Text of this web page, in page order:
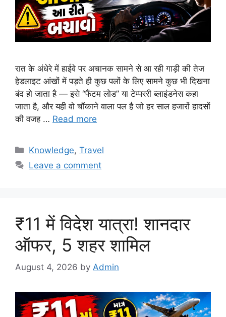
रात के अंधेरे में हाईवे पर अचानक सामने से आ रही गाड़ी की तेज
हेडलाइट आंखों में पड़ते ही कुछ पलों के लिए सामने कुछ भी दिखना
बंद हो जाता है — इसे “फैंटम लोड” या टेम्पररी ब्लाइंडनेस कहा
जाता है, और यही वो चौंकाने वाला पल है जो हर साल हजारों हादसों
की वजह … Read more
Categories
Knowledge,Travel
Leave a comment
₹11 में विदेश यात्रा! शानदार
ऑफर, 5 शहर शामिल
August 4, 2026 by Admin